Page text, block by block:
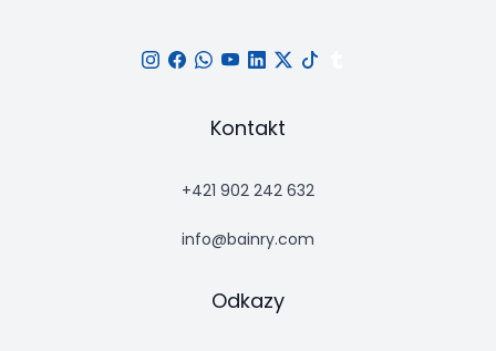
Kontakt
+421 902 242 632
info@bainry.com
Odkazy